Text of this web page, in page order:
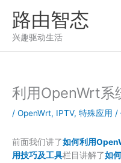
路由智态
兴趣驱动生活
利用OpenWrt系
/ OpenWrt, IPTV, 特殊应用 /
前面我们讲了如何利用
用技巧及工具栏目讲解了如